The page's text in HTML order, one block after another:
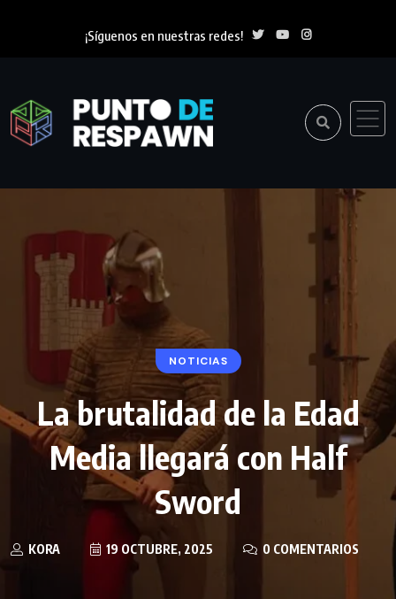
¡Síguenos en nuestras redes!
NOTICIAS
La brutalidad de la Edad
Media llegará con Half
Sword
KORA 19 OCTUBRE, 2025 0 COMENTARIOS